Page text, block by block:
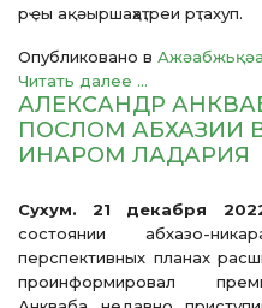
рҿы ақәыршаҳаҭреи рҭахуп.
Опубликовано в Ажәабжьқәа
Читать далее ...
АЛЕКСАНДР
ПОСЛОМ АБХАЗИИ
ИНАРОМ ЛАДАРИЯ
Сухум. 21 декабря
состоянии абхазо-
перспективных планах
проинформировал